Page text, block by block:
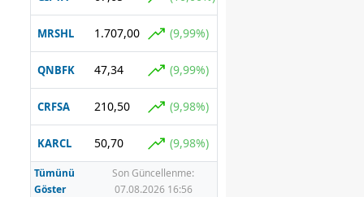
MRSHL 1.707,00 (9,99%)
QNBFK 47,34 (9,99%)
CRFSA 210,50 (9,98%)
KARCL 50,70 (9,98%)
Tümünü
Göster
Son Güncellenme:
07.08.2026 16:56